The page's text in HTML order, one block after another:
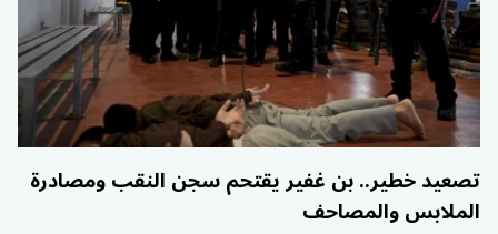
تصعيد خطير.. بن غفير يقتحم سجن النقب ومصادرة
الملابس والمصاحف